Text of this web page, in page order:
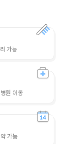
가능
원 이동
가능